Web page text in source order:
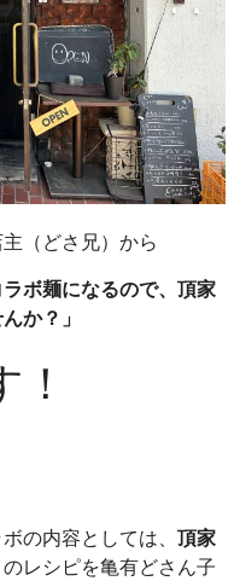
（どさ兄）から
ボ麺になるので、頂家
か？」
の内容としては、 頂家
のレシピを亀有どさん子